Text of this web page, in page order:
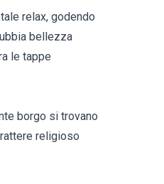
relax, godendo
bellezza
le tappe
borgo si trovano
religioso